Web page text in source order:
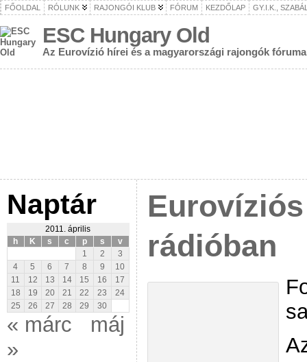
FŐOLDAL RÓLUNK RAJONGÓI KLUB FÓRUM KEZDŐLAP GY.I.K.,
ESC Hungary Old
Az Eurovízió hírei és a magyarországi rajongók fóruma
Naptár
2011. április
h
K s c p s
v
1
2
3
4
5 6 7 8 9
10
11
12 13 14 15 16
17
18
19 20 21 22 23
24
25
26 27 28 29 30
« márc
máj
»
rádióban